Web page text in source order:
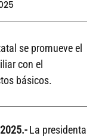
se promueve el
con el
básicos.
La presidenta